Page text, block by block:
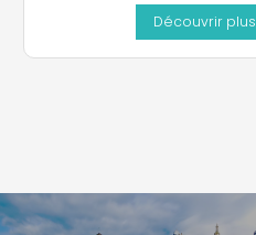
Découvrir plus